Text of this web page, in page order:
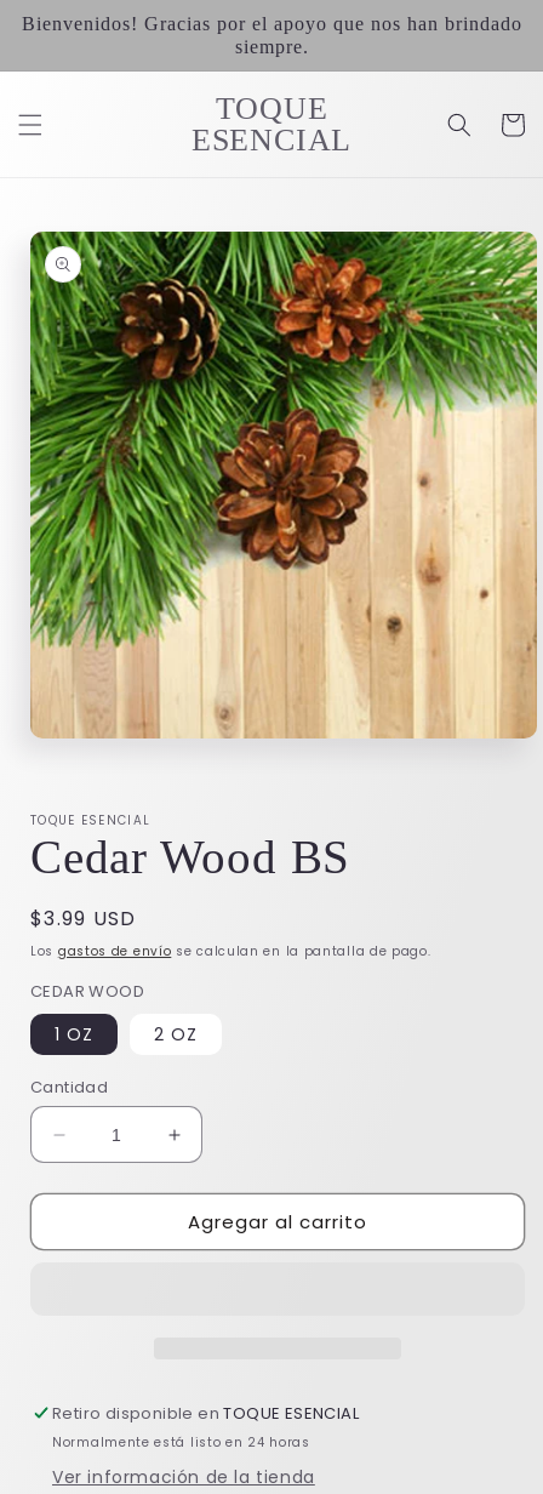
directamente
Bienvenidos! Gracias por el apoyo que nos han brindado
siempre.
TOQUE
ESENCIAL
Carrito
directamente
a la
información
del producto
en
una
ventana
modal
TOQUE ESENCIAL
Cedar Wood BS
Precio
habitual
$3.99 USD
Los gastos de envío se calculan en la pantalla de pago.
CEDAR WOOD
1 OZ 2 OZ
Cantidad
Reducir
cantidad
para
Wood
Aumentar
cantidad
para
Cedar
Wood
Agregar al carrito
Retiro disponible enTOQUE ESENCIAL
Normalmente está listo en 24 horas
Ver información de la tienda